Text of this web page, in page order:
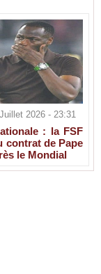
2026 - 23:31
: la FSF
contrat de Pape
le Mondial